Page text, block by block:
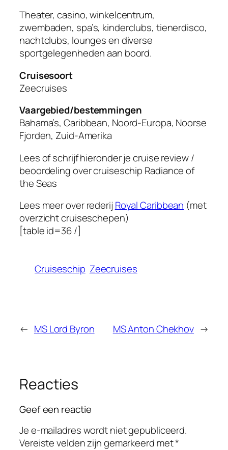
Theater, casino, winkelcentrum,
zwembaden, spa’s, kinderclubs, tienerdisco,
nachtclubs, lounges en diverse
sportgelegenheden aan boord.
Cruisesoort
Zeecruises
Vaargebied/bestemmingen
Bahama’s, Caribbean, Noord-Europa, Noorse
Fjorden, Zuid-Amerika
Lees of schrijf hieronder je cruise review /
beoordeling over cruiseschip Radiance of
the Seas
Lees meer over rederij Royal Caribbean (met
overzicht cruiseschepen)
[table id=36 /]
Cruiseschip Zeecruises
← MS Lord Byron MS Anton Chekhov →
Reacties
Geef een reactie
Je e-mailadres wordt niet gepubliceerd.
Vereiste velden zijn gemarkeerd met*